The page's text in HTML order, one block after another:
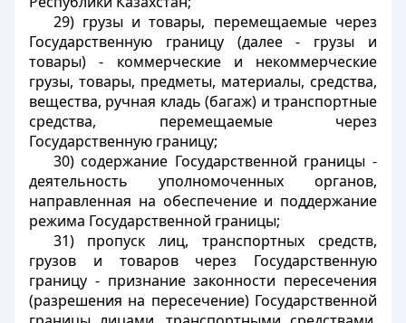
29) грузы и товары, перемещаемые через
Государственную границу (далее - грузы и
товары) - коммерческие и некоммерческие
грузы, товары, предметы, материалы, средства,
вещества, ручная кладь (багаж) и транспортные
средства, перемещаемые через
Государственную границу;
30) содержание Государственной границы -
деятельность уполномоченных органов,
направленная на обеспечение и поддержание
режима Государственной границы;
31) пропуск лиц, транспортных средств,
грузов и товаров через Государственную
границу - признание законности пересечения
(разрешения на пересечение) Государственной